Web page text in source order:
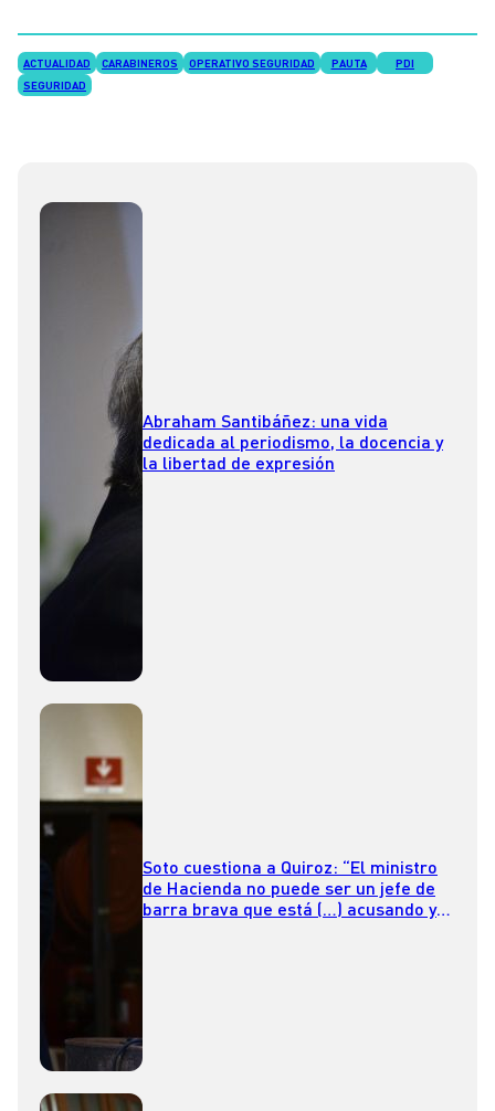
ACTUALIDAD CARABINEROS OPERATIVO SEGURIDAD PAUTA
PDI
SEGURIDAD
Abraham Santibáñez: una vida
dedicada al periodismo, la docencia y
la libertad de expresión
Soto cuestiona a Quiroz: “El ministro
de Hacienda no puede ser un jefe de
barra brava que está (…) acusando y